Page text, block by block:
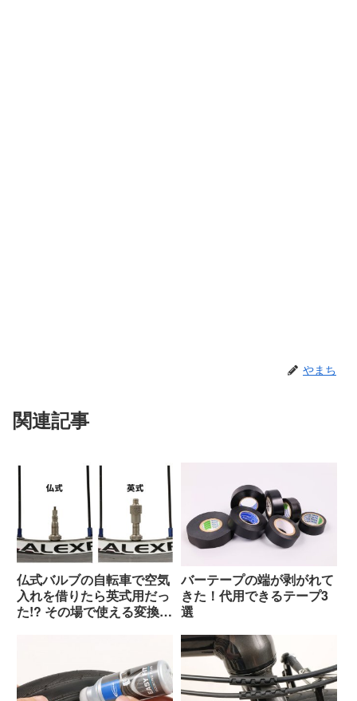
やまち
関連記事
仏式バルブの自転車で空気
入れを借りたら英式用だっ
た!? その場で使える変換ア
バーテープの端が剥がれて
きた！代用できるテープ3
選